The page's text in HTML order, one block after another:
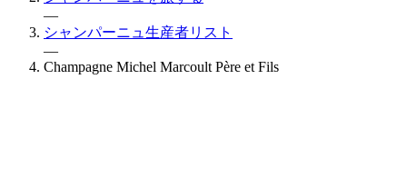
—
シャンパーニュ生産者リスト
—
Champagne Michel Marcoult Père et Fils